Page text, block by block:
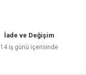
İade ve Değişim
14 iş günü içerisinde